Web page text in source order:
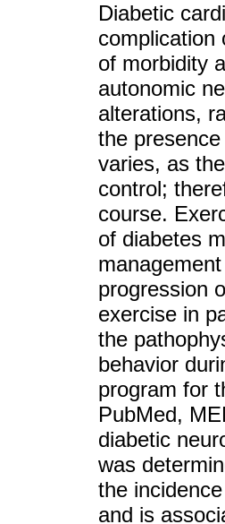
Diabetic
complication
of morbidity
autonomic
alterations,
the
varies, as
control;
course.
of diabetes
progression
exercise in
the
behavior
program for
PubMed,
diabetic
was
the
and is